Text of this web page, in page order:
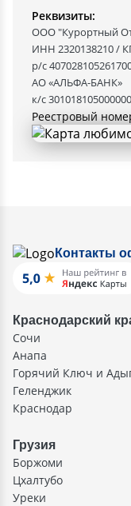
Реквизиты:
ООО "Курортный
ИНН 2320138210 /
р/с
АО «АЛЬФА-БАНК»
к/с
Реестровый
Контакты
Краснодарский
Сочи
Анапа
Горячий Ключ и
Геленджик
Краснодар
Грузия
Боржоми
Цхалтубо
Уреки